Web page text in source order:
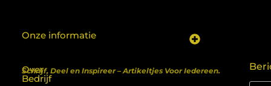
Over
Bedrijf
Schrijf, Deel en Inspireer – Artikeltjes Voor Iedereen.
Onze informatie